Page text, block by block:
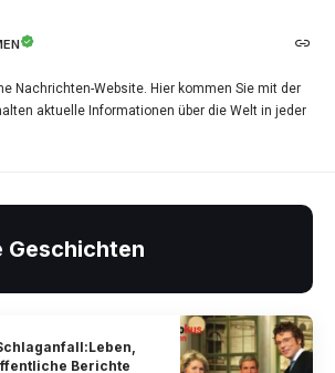
Nachrichten-Website. Hier kommen Sie mit der
aktuelle Informationen über die Welt in jeder
Geschichten
Berichte